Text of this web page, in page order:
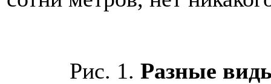
Рис. 1. Разные